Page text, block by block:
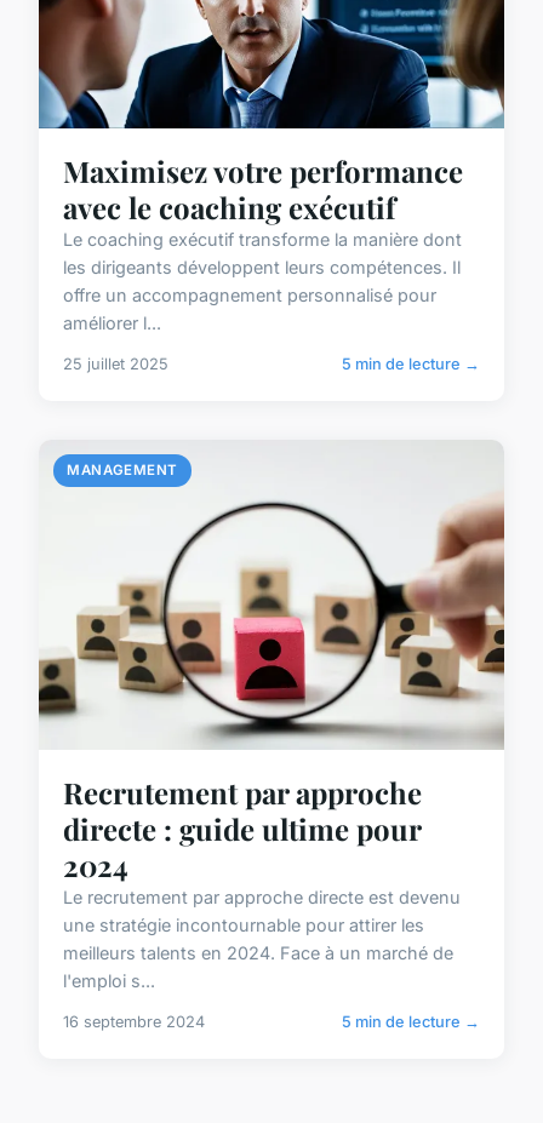
Maximisez votre performance
avec le coaching exécutif
Le coaching exécutif transforme la manière dont
les dirigeants développent leurs compétences. Il
offre un accompagnement personnalisé pour
améliorer l...
25 juillet 2025 5 min de lecture →
MANAGEMENT
Recrutement par approche
directe : guide ultime pour
2024
Le recrutement par approche directe est devenu
une stratégie incontournable pour attirer les
meilleurs talents en 2024. Face à un marché de
l'emploi s...
16 septembre 2024 5 min de lecture →